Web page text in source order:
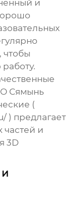
и
чтобы
Сямынь
(
) предлагает
и
3D